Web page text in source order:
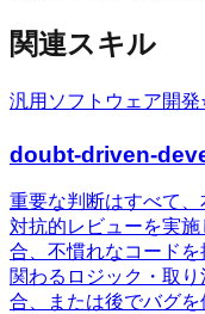
関連スキル
汎用 ソフトウェア開発
doubt-driven-
重要な判断はすべて
対抗的レビューを実
合、不慣れなコード
関わるロジック・取
合、または後でバグ